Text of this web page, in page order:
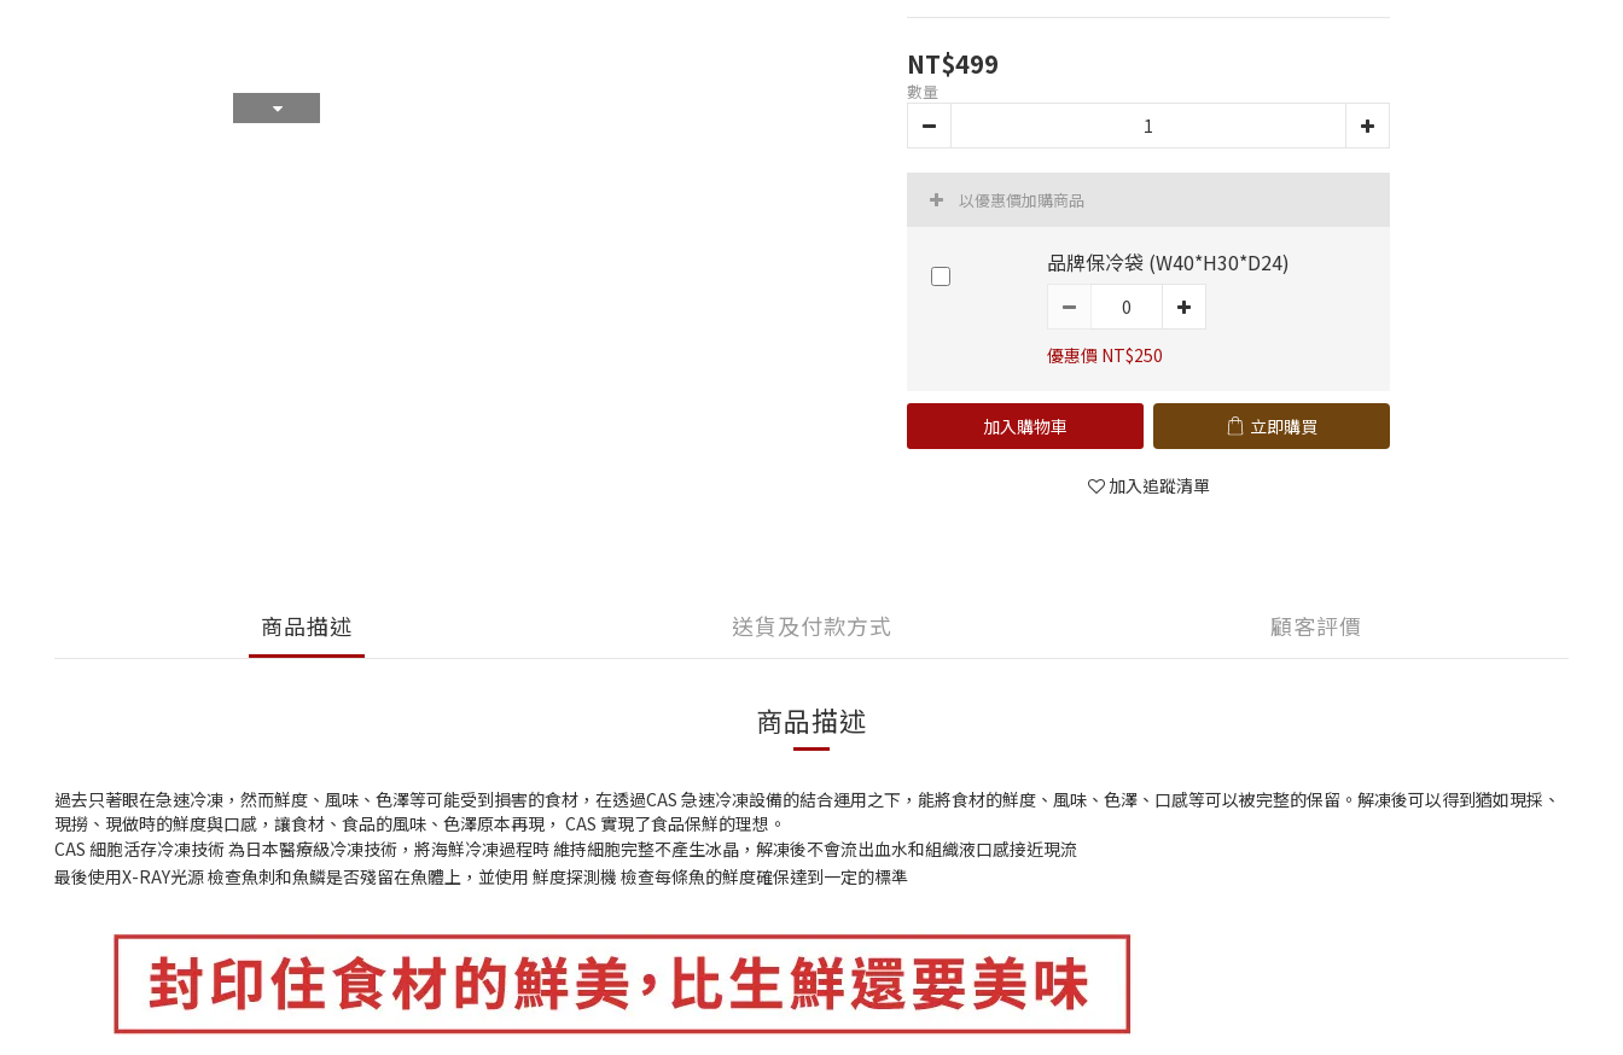
NT$499
數量
以優惠價加購商品
品牌保冷袋 (W40*H30*D24)
優惠價 NT$250
加入購物車 立即購買
加入追蹤清單
商品描述 送貨及付款方式 顧客評價
商品描述
過去只著眼在急速冷凍，然而鮮度、風味、色澤等可能受到損害的食材，在透過CAS 急速冷凍設備的結合運用之下，能將食材的鮮度、風味、色澤、口感等可以被完整的保留。解凍後可以得到猶如現採、
現撈、現做時的鮮度與口感，讓食材、食品的風味、色澤原本再現， CAS 實現了食品保鮮的理想。
CAS 細胞活存冷凍技術 為日本醫療級冷凍技術，將海鮮冷凍過程時 維持細胞完整不產生冰晶，解凍後不會流出血水和組織液口感接近現流
最後使用X-RAY光源 檢查魚刺和魚鱗是否殘留在魚體上，並使用 鮮度探測機 檢查每條魚的鮮度確保達到一定的標準